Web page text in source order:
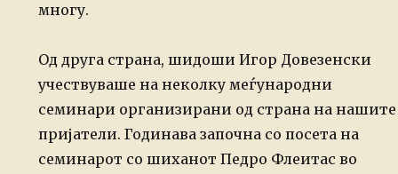
многу.
Од друга страна, шидоши Игор Довезенски
учествуваше на неколку меѓународни
семинари организирани од страна на нашите
пријатели. Годинава започна со посета на
семинарот со шиханот Педро Флеитас во